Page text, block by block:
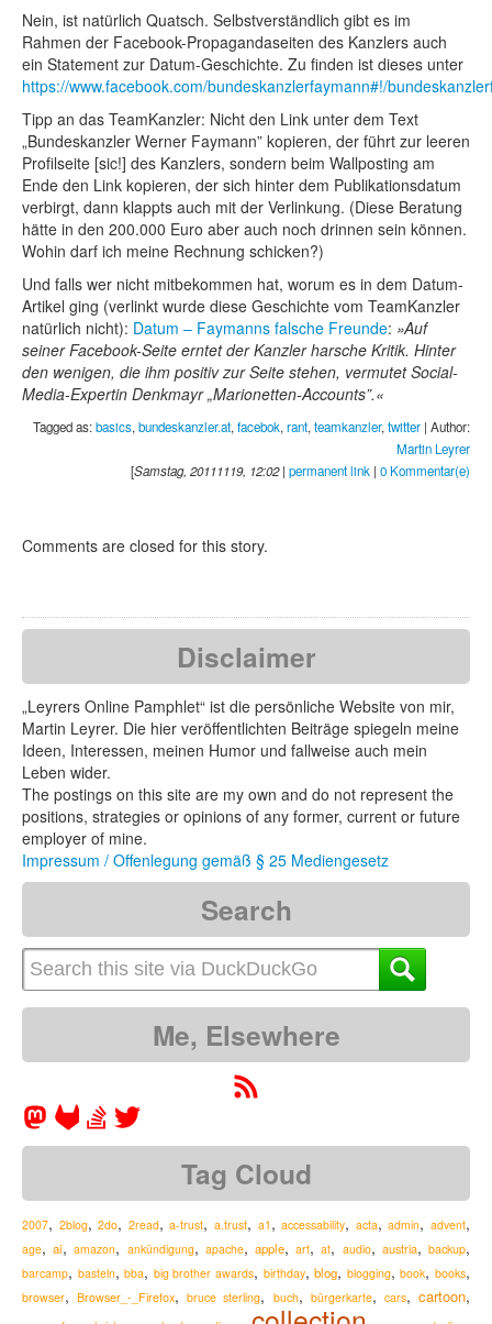
Nein, ist natürlich Quatsch. Selbstverständlich gibt es im
Rahmen der Facebook-Propagandaseiten des Kanzlers auch
ein Statement zur Datum-Geschichte. Zu finden ist dieses unter
https://www.facebook.com/bundeskanzlerfaymann#!/
Tipp an das TeamKanzler: Nicht den Link unter dem Text
„Bundeskanzler Werner Faymann” kopieren, der führt zur leeren
Profilseite [sic!] des Kanzlers, sondern beim Wallposting am
Ende den Link kopieren, der sich hinter dem Publikationsdatum
verbirgt, dann klappts auch mit der Verlinkung. (Diese Beratung
hätte in den 200.000 Euro aber auch noch drinnen sein können.
Wohin darf ich meine Rechnung schicken?)
Und falls wer nicht mitbekommen hat, worum es in dem Datum-
Artikel ging (verlinkt wurde diese Geschichte vom TeamKanzler
natürlich nicht): Datum – Faymanns falsche Freunde: Auf
seiner Facebook-Seite erntet der Kanzler harsche Kritik. Hinter
den wenigen, die ihm positiv zur Seite stehen, vermutet Social-
Media-Expertin Denkmayr „Marionetten-Accounts”.
Tagged as:basics, bundeskanzler.at, facebok, rant, teamkanzler, twitter | Author:
Martin Leyrer
[Samstag, 20111119, 12:02| permanent link | 0 Kommentar(e)
Comments are closed for this story.
Disclaimer
„Leyrers Online Pamphlet“ ist die persönliche Website von mir,
Martin Leyrer. Die hier veröffentlichten Beiträge spiegeln meine
Ideen, Interessen, meinen Humor und fallweise auch mein
Leben wider.
The postings on this site are my own and do not represent the
positions, strategies or opinions of any former, current or future
employer of mine.
Impressum / Offenlegung gemäß § 25 Mediengesetz
Search
Me, Elsewhere
Tag Cloud
2007, 2blog,2do, 2read,a-trust,a.trust, a1 ,accessability, acta,admin,advent,
age,ai,amazon, ankündigung, apache,apple,art,at, audio, austria,backup,
barcamp, basteln,bba, big brother awards, birthday,blog, blogging,book,books,
browser,Browser_-_Firefox,bruce sterling, buch, bürgerkarte, cars,cartoon,